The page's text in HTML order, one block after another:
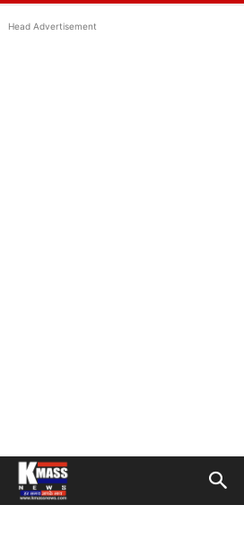
Head Advertisement